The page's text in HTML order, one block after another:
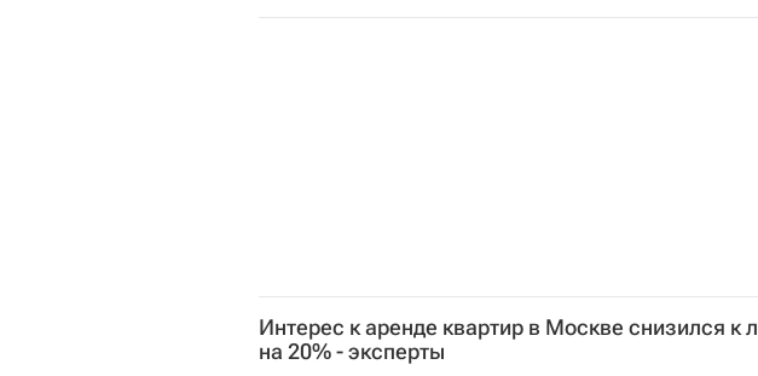
Интерес к аренде квартир в Москве снизился к
на 20% - эксперты